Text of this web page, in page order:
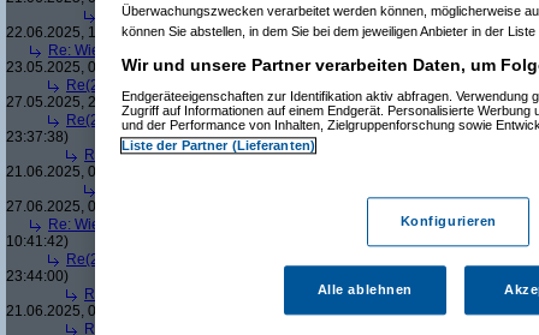
Re(4): Wie kauft ihr kosteneffizient und trotzdem halbwegs
22.06.2025, 13:17:23)
Re: Wie kauft ihr kosteneffizient und trotzdem halbwegs umweltschonend
23.05.2025, 03:36:46)
Re(2): Wie kauft ihr kosteneffizient und trotzdem halbwegs
27.05.2025, 22:54:38)
Re(2): Wie kauft ihr kosteneffizient und trotzdem halbwegs
23:37:38)
Re(3): Wie kauft ihr kosteneffizient und trotzdem halbwegs
21.06.2025, 07:08:05)
27.06.2025, 08:33:33)
Re: Wie kauft ihr kosteneffizient und trotzdem halbwegs umweltschonend
10:41:42)
Re(2): Wie kauft ihr kosteneffizient und trotzdem halbwegs
23:44:00)
Re(3): Wie kauft ihr kosteneffizient und trotzdem halbwegs
21.06.2025, 08:18:06)
Re(3): Wie kauft ihr kosteneffizient und trotzdem halbwegs
Überwachungszwecken verarbeitet werden können, möglicherweise
können Sie abstellen, in dem Sie bei dem jeweiligen Anbieter in der
Wir und unsere Partner verarbeiten Daten, um
Endgeräteeigenschaften zur Identifikation aktiv abfragen. Verwendung
Zugriff auf Informationen auf einem Endgerät. Personalisierte Werbung
und der Performance von Inhalten, Zielgruppenforschung sowie
Liste der Partner (Lieferanten)
Konfigurieren
Alle ablehnen